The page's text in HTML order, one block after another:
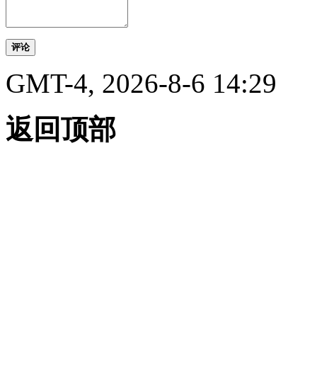
评论
GMT-4, 2026-8-6 14:29
返回顶部